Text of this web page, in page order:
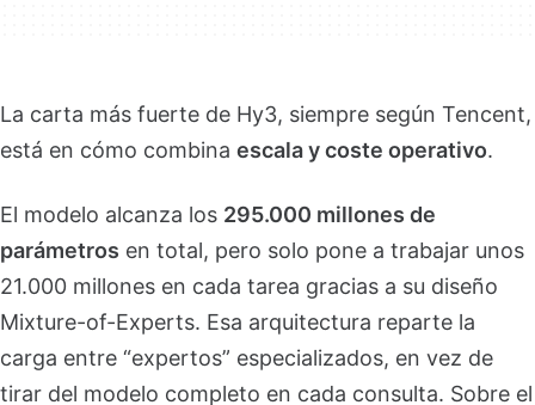
La carta más fuerte de Hy3, siempre según Tencent,
está en cómo combina escala y coste operativo.
El modelo alcanza los 295.000 millones de
parámetros en total, pero solo pone a trabajar unos
21.000 millones en cada tarea gracias a su diseño
Mixture-of-Experts. Esa arquitectura reparte la
carga entre “expertos” especializados, en vez de
tirar del modelo completo en cada consulta. Sobre el